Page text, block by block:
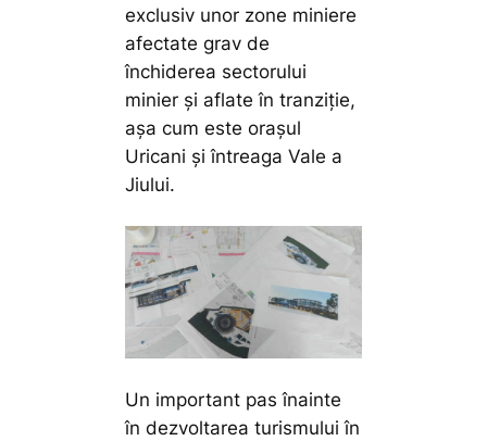
exclusiv unor zone miniere
afectate grav de
închiderea sectorului
minier și aflate în tranziție,
așa cum este orașul
Uricani și întreaga Vale a
Jiului.
Un important pas înainte
în dezvoltarea turismului în